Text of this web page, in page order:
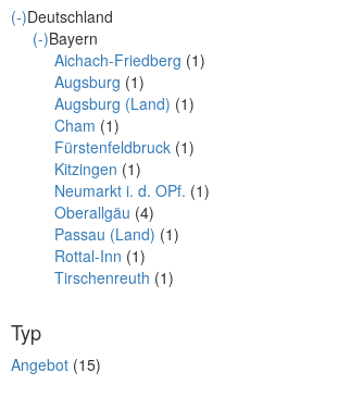
(-)Deutschland
(-)Bayern
Aichach-Friedberg (1)
Augsburg (1)
Augsburg (Land) (1)
Cham (1)
Fürstenfeldbruck (1)
Kitzingen (1)
Neumarkt i. d. OPf. (1)
Oberallgäu (4)
Passau (Land) (1)
Rottal-Inn (1)
Tirschenreuth (1)
Typ
Angebot (15)